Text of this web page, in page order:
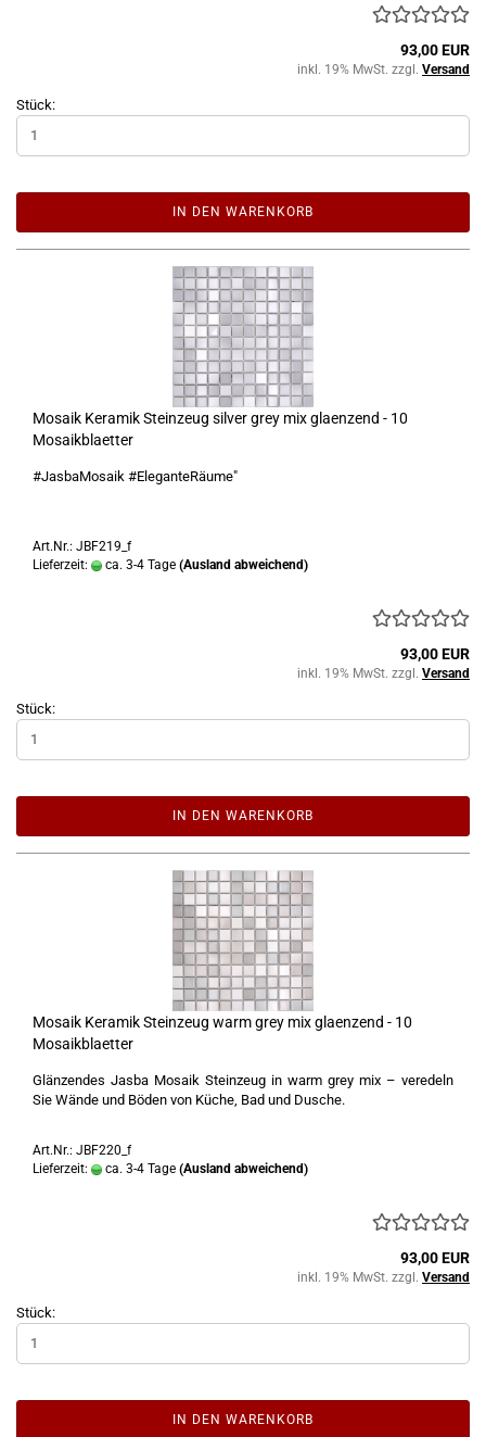
93,00 EUR
inkl. 19% MwSt. zzgl. Versand
Stück:
IN DEN WARENKORB
Mosaik Keramik Steinzeug silver grey mix glaenzend - 10
Mosaikblaetter
#JasbaMosaik #EleganteRäume"
Art.Nr.: JBF219_f
Lieferzeit:
ca. 3-4 Tage (Ausland abweichend)
93,00 EUR
inkl. 19% MwSt. zzgl. Versand
Stück:
IN DEN WARENKORB
Mosaik Keramik Steinzeug warm grey mix glaenzend - 10
Mosaikblaetter
Glänzendes Jasba Mosaik Steinzeug in warm grey mix – veredeln
Sie Wände und Böden von Küche, Bad und Dusche.
Art.Nr.: JBF220_f
Lieferzeit:
ca. 3-4 Tage (Ausland abweichend)
93,00 EUR
inkl. 19% MwSt. zzgl. Versand
Stück:
IN DEN WARENKORB